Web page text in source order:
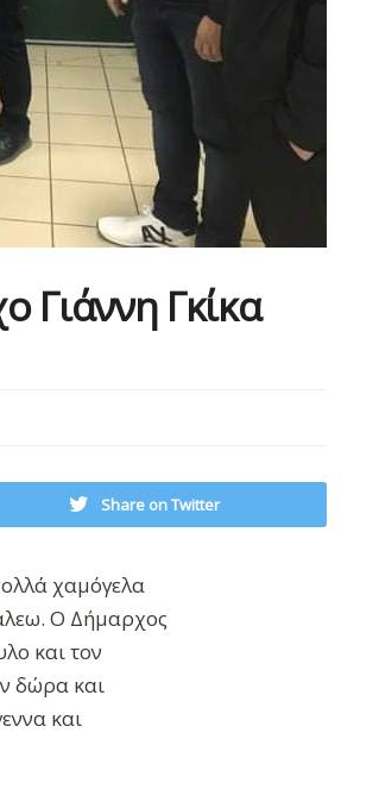
Γιάννη Γκίκα
Share on Twitter
χαμόγελα
Ο Δήμαρχος
και τον
δώρα και
και